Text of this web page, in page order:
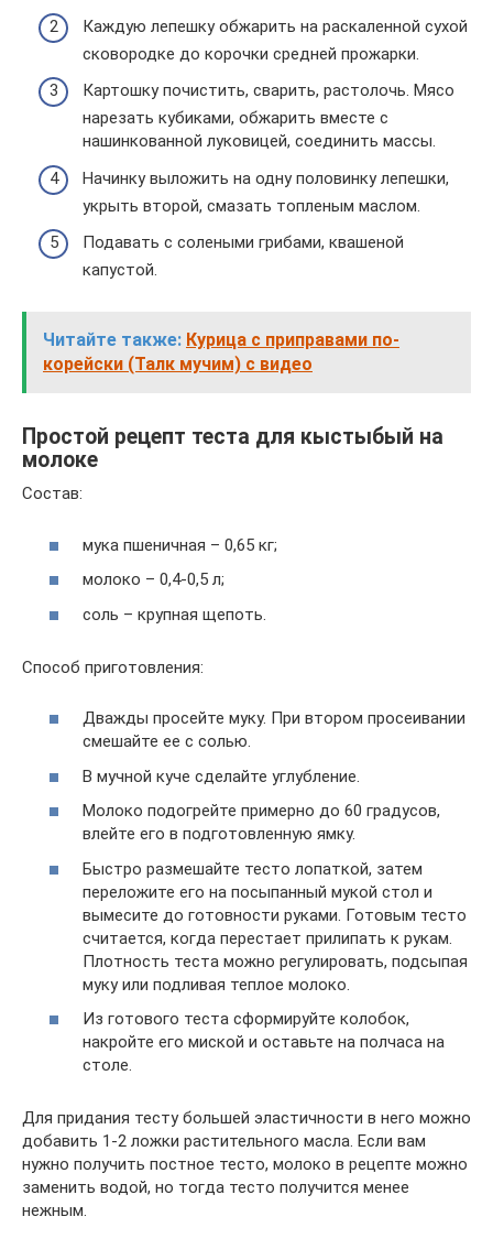
Каждую лепешку обжарить на раскаленной сухой
сковородке до корочки средней прожарки.
Картошку почистить, сварить, растолочь. Мясо
нарезать кубиками, обжарить вместе с
нашинкованной луковицей, соединить массы.
Начинку выложить на одну половинку лепешки,
укрыть второй, смазать топленым маслом.
Подавать с солеными грибами, квашеной
капустой.
Читайте также: Курица с приправами по-
корейски (Талк мучим) с видео
Простой рецепт теста для кыстыбый на
молоке
Состав:
мука пшеничная – 0,65 кг;
молоко – 0,4-0,5 л;
соль – крупная щепоть.
Способ приготовления:
Дважды просейте муку. При втором просеивании
смешайте ее с солью.
В мучной куче сделайте углубление.
Молоко подогрейте примерно до 60 градусов,
влейте его в подготовленную ямку.
Быстро размешайте тесто лопаткой, затем
переложите его на посыпанный мукой стол и
вымесите до готовности руками. Готовым тесто
считается, когда перестает прилипать к рукам.
Плотность теста можно регулировать, подсыпая
муку или подливая теплое молоко.
Из готового теста сформируйте колобок,
накройте его миской и оставьте на полчаса на
столе.
Для придания тесту большей эластичности в него можно
добавить 1-2 ложки растительного масла. Если вам
нужно получить постное тесто, молоко в рецепте можно
заменить водой, но тогда тесто получится менее
нежным.